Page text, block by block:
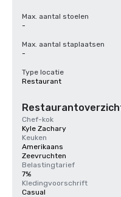
Max. aantal stoelen
-
Max. aantal staplaatsen
-
Type locatie
Restaurant
Chef-kok
Kyle Zachary
Keuken
Amerikaans
Zeevruchten
Belastingtarief
7%
Kledingvoorschrift
Casual